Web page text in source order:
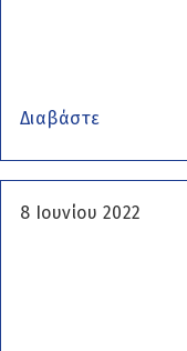
Διαβάστε
8 Ιουνίου 2022